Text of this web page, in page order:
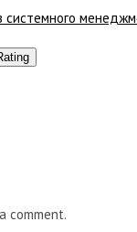
системного
comment.